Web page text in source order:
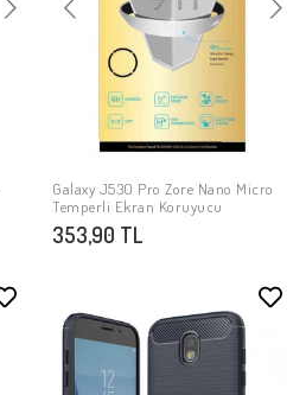
SEPETE EKLE
Galaxy J530 Pro Zore Nano Micro
Temperli Ekran Koruyucu
353,90 TL